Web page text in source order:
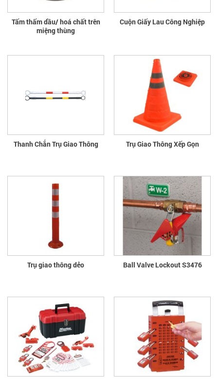
Tấm thấm dầu/ hoá chất trên
miệng thùng
Cuộn Giấy Lau Công Nghiệp
Thanh Chắn Trụ Giao Thông Trụ Giao Thông Xếp Gọn
Trụ giao thông dẻo Ball Valve Lockout S3476